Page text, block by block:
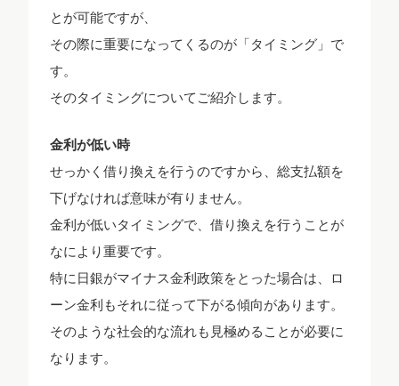
とが可能ですが、
その際に重要になってくるのが「タイミング」で
す。
そのタイミングについてご紹介します。
金利が低い時
せっかく借り換えを行うのですから、総支払額を
下げなければ意味が有りません。
金利が低いタイミングで、借り換えを行うことが
なにより重要です。
特に日銀がマイナス金利政策をとった場合は、ロ
ーン金利もそれに従って下がる傾向があります。
そのような社会的な流れも見極めることが必要に
なります。